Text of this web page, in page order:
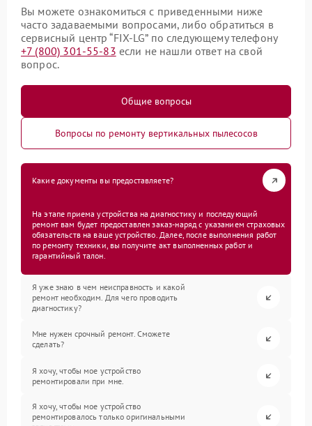
Вы можете ознакомиться с приведенными ниже
часто задаваемыми вопросами, либо обратиться в
сервисный центр “FIX-LG” по следующему телефону
+7 (800) 301-55-83 если не нашли ответ на свой
вопрос.
Общие вопросы
Вопросы по ремонту вертикальных пылесосов
Какие документы вы предоставляете?
На этапе приема устройства на диагностику и последующий
ремонт вам будет предоставлен заказ-наряд с указанием страховых
обязательств на ваше устройство. Далее, после выполнения работ
по ремонту техники, вы получите акт выполненных работ и
гарантийный талон.
Я уже знаю в чем неисправность и какой
ремонт необходим. Для чего проводить
диагностику?
Мне нужен срочный ремонт. Сможете
сделать?
Я хочу, чтобы мое устройство
ремонтировали при мне.
Я хочу, чтобы мое устройство
ремонтировалось только оригинальными